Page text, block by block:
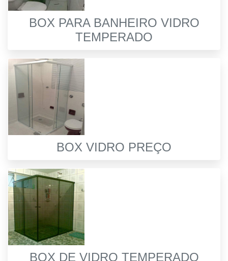
BOX PARA BANHEIRO VIDRO
TEMPERADO
BOX VIDRO PREÇO
BOX DE VIDRO TEMPERADO